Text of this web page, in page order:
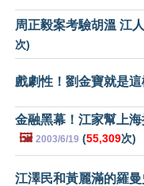
周正毅案考驗胡溫 江
次)
戲劇性！劉金寶就是
金融黑幕！江家幫上
🖼️ 2003/6/19 (55,309次)
江澤民和黃麗滿的羅曼